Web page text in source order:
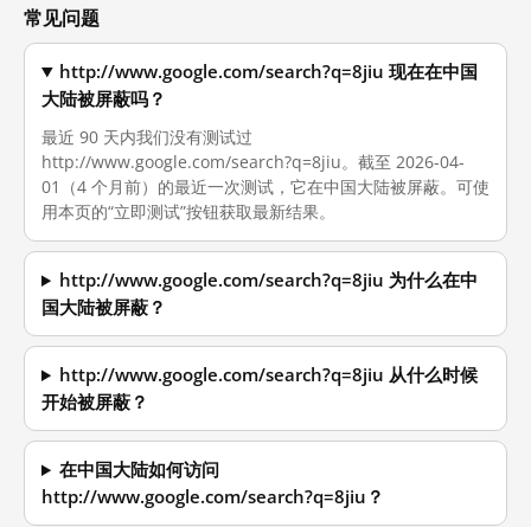
常见问题
http://www.google.com/search?q=8jiu 现在在中国
大陆被屏蔽吗？
最近 90 天内我们没有测试过
http://www.google.com/search?q=8jiu。截至 2026-04-
01（4 个月前）的最近一次测试，它在中国大陆被屏蔽。可使
用本页的“立即测试”按钮获取最新结果。
http://www.google.com/search?q=8jiu 为什么在中
国大陆被屏蔽？
http://www.google.com/search?q=8jiu 从什么时候
开始被屏蔽？
在中国大陆如何访问
http://www.google.com/search?q=8jiu？